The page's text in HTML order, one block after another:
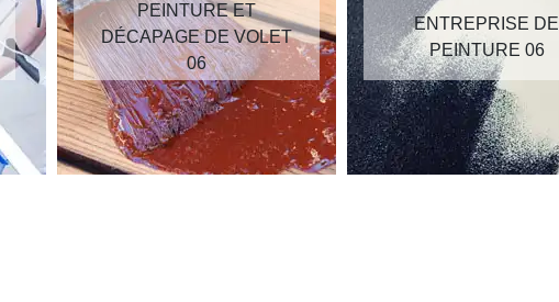
PEINTURE ET
DÉCAPAGE DE VOLET
06
ENTREPRISE DE
PEINTURE 06